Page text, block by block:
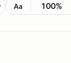
Aa 100%